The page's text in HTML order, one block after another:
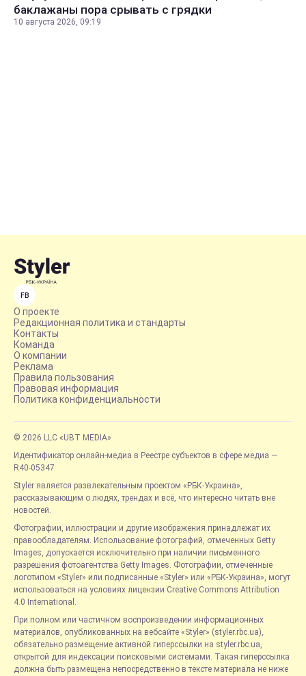
баклажаны пора срывать с грядки
10 августа 2026, 09:19
FB
О проекте
Редакционная политика и стандарты
Контакты
Команда
О компании
Реклама
Правила пользования
Правовая информация
Политика конфиденциальности
© 2026 LLC «UBT MEDIA»
Идентификатор онлайн-медиа в Реестре субъектов в сфере медиа —
R40-05347
Styler является развлекательным проектом «РБК-Украина»,
рассказывающим о людях, трендах и всё, что интересно читать вне
новостей.
Фотографии, иллюстрации и другие изображения принадлежат их
правообладателям. Использование фотографий, отмеченных Getty
Images, допускается исключительно при наличии письменного
разрешения фотоагентства Getty Images. Фотографии, отмеченные
логотипом «Styler» или подписанные «Styler» или «РБК-Украина», могут
использоваться на условиях лицензии Creative Commons Attribution
4.0 International.
При полном или частичном воспроизведении информационных
материалов, опубликованных на вебсайте «Styler» (styler.rbc.ua),
обязательно размещение активной гиперссылки на styler.rbc.ua,
открытой для индексации поисковыми системами. Такая гиперссылка
должна быть размещена непосредственно в тексте материала не ниже